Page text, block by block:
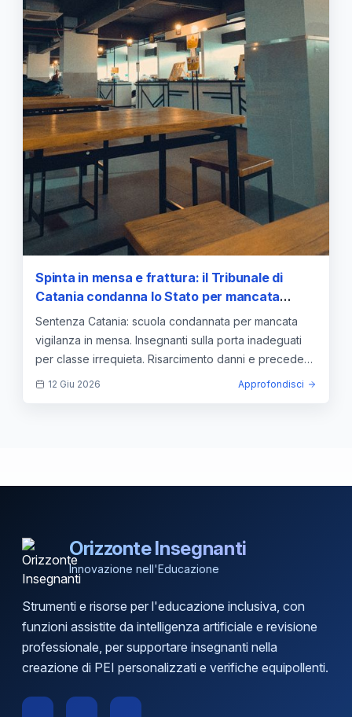
Spinta in mensa e frattura: il Tribunale di
Catania condanna lo Stato per mancata
vigilanza
Sentenza Catania: scuola condannata per mancata
vigilanza in mensa. Insegnanti sulla porta inadeguati
per classe irrequieta. Risarcimento danni e precedenti
giurisprudenziali.
12 Giu 2026 Approfondisci
Orizzonte Insegnanti
Innovazione nell'Educazione
Strumenti e risorse per l'educazione inclusiva, con
funzioni assistite da intelligenza artificiale e revisione
professionale, per supportare insegnanti nella
creazione di PEI personalizzati e verifiche equipollenti.